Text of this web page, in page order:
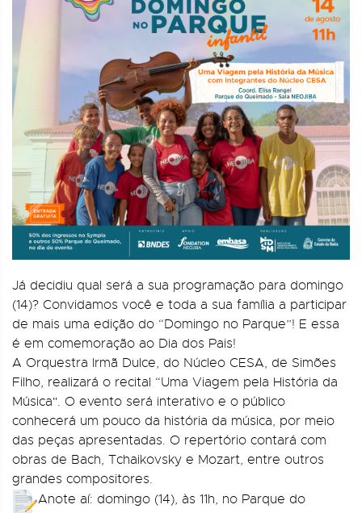
Já decidiu qual será a sua programação para domingo
(14)? Convidamos você e toda a sua família a participar
de mais uma edição do “Domingo no Parque”! E essa
é em comemoração ao Dia dos Pais!
A Orquestra Irmã Dulce, do Núcleo CESA, de Simões
Filho, realizará o recital “Uma Viagem pela História da
Música". O evento será interativo e o público
conhecerá um pouco da história da música, por meio
das peças apresentadas. O repertório contará com
obras de Bach, Tchaikovsky e Mozart, entre outros
grandes compositores.
Anote aí: domingo (14), às 11h, no Parque do